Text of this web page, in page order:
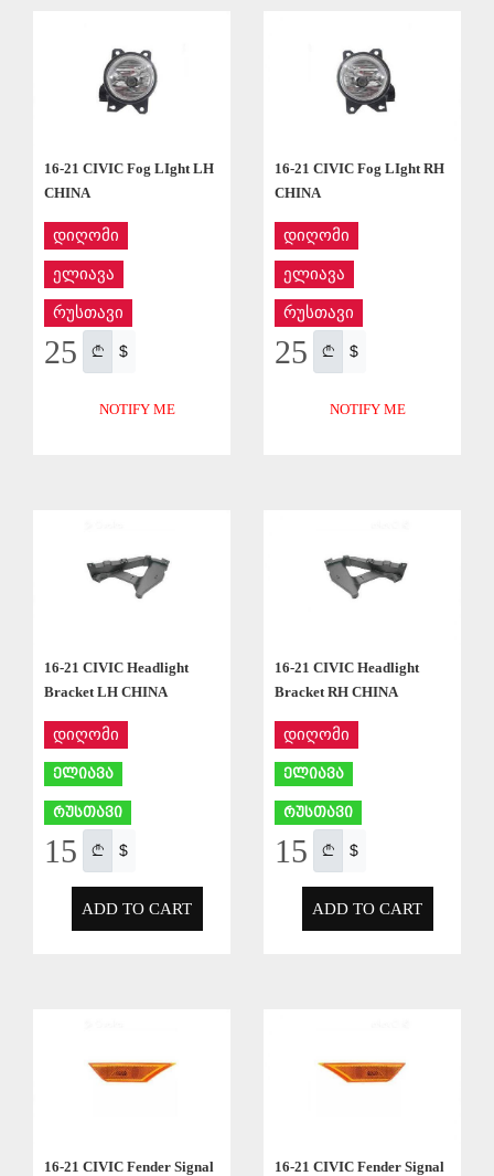
16-21 CIVIC Fog LIght LH
CHINA
დიღომი
ელიავა
რუსთავი
25 $
NOTIFY ME
16-21 CIVIC Fog LIght RH
CHINA
დიღომი
ელიავა
რუსთავი
25 $
NOTIFY ME
16-21 CIVIC Headlight
Bracket LH CHINA
დიღომი
ელიავა
რუსთავი
15 $
ADD TO CART
16-21 CIVIC Headlight
Bracket RH CHINA
დიღომი
ელიავა
რუსთავი
15 $
ADD TO CART
16-21 CIVIC Fender Signal
16-21 CIVIC Fender Signal